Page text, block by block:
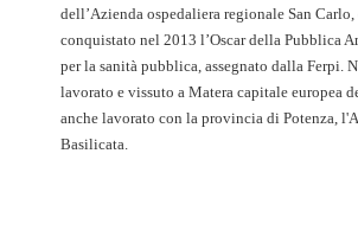
dell’Azienda ospedaliera regionale San Carlo,
conquistato nel 2013 l’Oscar della Pubblica
per la sanità pubblica, assegnato dalla Ferpi.
lavorato e vissuto a Matera capitale europea
anche lavorato con la provincia di Potenza,
Basilicata.